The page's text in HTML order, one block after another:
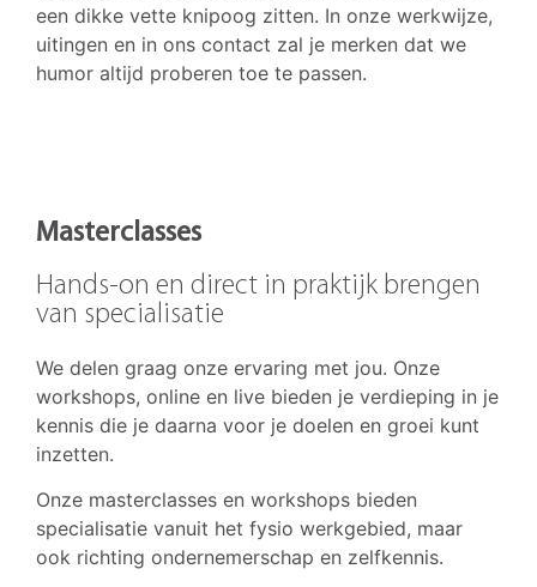
een dikke vette knipoog zitten. In onze werkwijze,
uitingen en in ons contact zal je merken dat we
humor altijd proberen toe te passen.
Masterclasses
Hands-on en direct in praktijk brengen
van specialisatie
We delen graag onze ervaring met jou. Onze
workshops, online en live bieden je verdieping in je
kennis die je daarna voor je doelen en groei kunt
inzetten.
Onze masterclasses en workshops bieden
specialisatie vanuit het fysio werkgebied, maar
ook richting ondernemerschap en zelfkennis.